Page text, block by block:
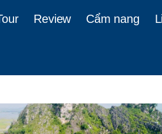
(current)
Review Cẩm nang